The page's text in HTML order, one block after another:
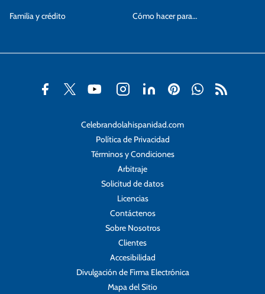
Familia y crédito Cómo hacer para…
Celebrandolahispanidad.com
Política de Privacidad
Términos y Condiciones
Arbitraje
Solicitud de datos
Licencias
Contáctenos
Sobre Nosotros
Clientes
Accesibilidad
Divulgación de Firma Electrónica
Mapa del Sitio